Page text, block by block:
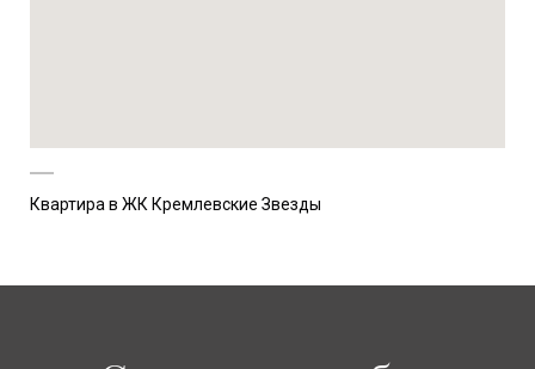
Квартира в ЖК Кремлевские Звезды